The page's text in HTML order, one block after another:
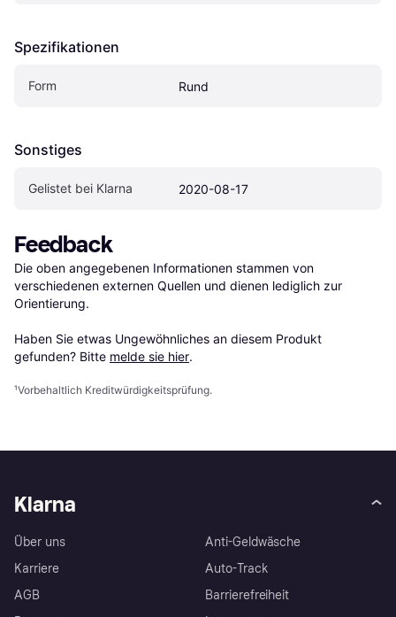
Spezifikationen
Form Rund
Sonstiges
Gelistet bei Klarna 2020-08-17
Feedback
Die oben angegebenen Informationen stammen von
verschiedenen externen Quellen und dienen lediglich zur
Orientierung.
Haben Sie etwas Ungewöhnliches an diesem Produkt
gefunden? Bitte melde sie hier.
¹Vorbehaltlich Kreditwürdigkeitsprüfung.
Klarna
Über uns
Karriere
AGB
Anti-Geldwäsche
Auto-Track
Barrierefreiheit